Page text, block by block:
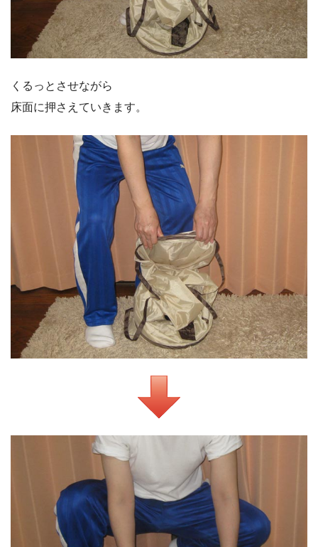
くるっとさせながら
床面に押さえていきます。